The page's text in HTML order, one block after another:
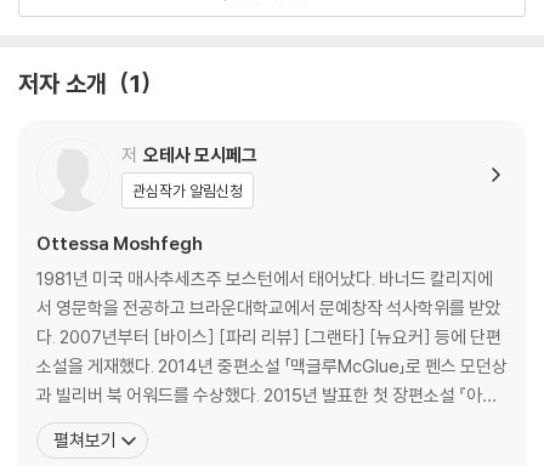
죽음』으로 돌아와 한층 깊어지고 집약된 작품세계를 선보인다. 모시페그
커상 최종 후보에 오르며 본격적인 작품활동을 시작했다. 십 년 주기로 발
명되면서, 독자와 평단 모두가 주목하는 작가로 자리매김했다. 한 인터뷰
에서 모시페그는 『그녀 손안의 죽음』을 2015년에 집필한 뒤 다른 장편소
는 것이며, 이렇게 시간이 흐른 뒤에도 작가 자신에게 반향을 주는 작품이
되리라고는 예상하지 못했다는 감상을 전했다. 독특한 여성 서사를 저돌적
으로 밀어붙이며 비극와 희극을 능란하게 버무리는 모시페그 스타일의 맛
을 『그녀 손안의 죽음』에서 더욱 진하게 느낄 수 있을 것이다.
[An] intricate and unsettling new novel . . . Death in Her H
ands is not a murder mystery, nor is it really a story about
self-deception or the perils of escapism. Rather, it's a ha
저자 소개 1
저 오테사 모시페그
관심작가 알림신청
Ottessa Moshfegh
1981년 미국 매사추세츠주 보스턴에서 태어났다. 바너드 칼리지에
서 영문학을 전공하고 브라운대학교에서 문예창작 석사학위를 받았
다. 2007년부터 [바이스] [파리 리뷰] [그랜타] [뉴요커] 등에 단편
소설을 게재했다. 2014년 중편소설 「맥글루McGlue」로 펜스 모던상
과 빌리버 북 어워드를 수상했다. 2015년 발표한 첫 장편소설 『아일
린』으로 놀라운 장편 데뷔작이라는 찬사와 함께 2016년 펜/헤밍웨
이상을 받고 맨부커상 최종 후보에 올랐다. 2017년 소설집 『별세계
펼쳐보기